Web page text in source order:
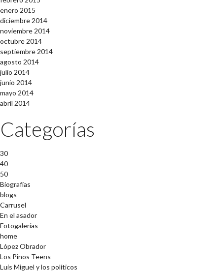
enero 2015
diciembre 2014
noviembre 2014
octubre 2014
septiembre 2014
agosto 2014
julio 2014
junio 2014
mayo 2014
abril 2014
Categorías
30
40
50
Biografías
blogs
Carrusel
En el asador
Fotogalerías
home
López Obrador
Los Pinos Teens
Luis Miguel y los políticos